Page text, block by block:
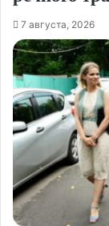
7 августа, 2026